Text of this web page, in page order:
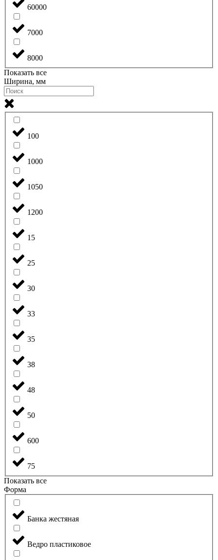
60000
7000
8000
Показать все
Ширина, мм
100
1000
1050
1200
15
25
30
33
35
38
48
50
600
75
Показать все
Форма
Банка жестяная
Ведро пластиковое